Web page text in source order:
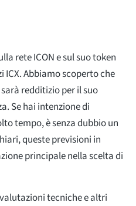
rete ICON e sul suo token
ICX. Abbiamo scoperto che
redditizio per il suo
Se hai intenzione di
tempo, è senza dubbio un
queste previsioni in
principale nella scelta di
tecniche e altri